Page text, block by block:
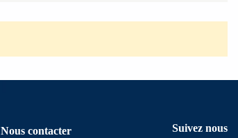
Nous contacter Suivez nous